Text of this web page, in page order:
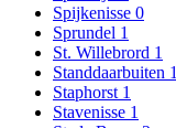
Spijkenisse 0
Sprundel 1
St. Willebrord 1
Standdaarbuiten 1
Staphorst 1
Stavenisse 1